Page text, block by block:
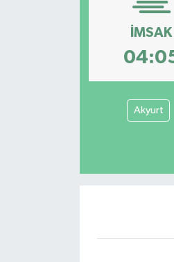
İMSAK
Akyurt